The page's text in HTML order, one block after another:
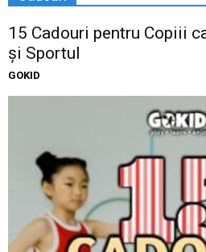
15 Cadouri pentru Copiii
și Sportul
GOKID